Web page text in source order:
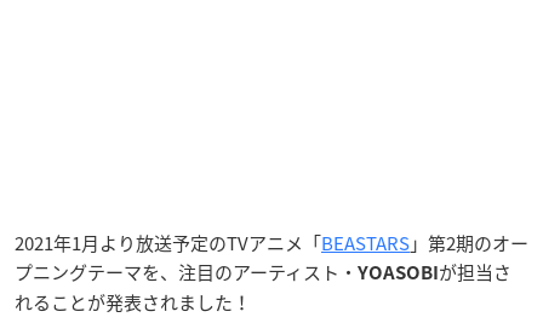
2021年1月より放送予定のTVアニメ「BEASTARS」第2期のオー
プニングテーマを、注目のアーティスト・ YOASOBIが担当さ
れることが発表されました！